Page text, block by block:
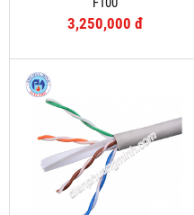
3,250,000 đ